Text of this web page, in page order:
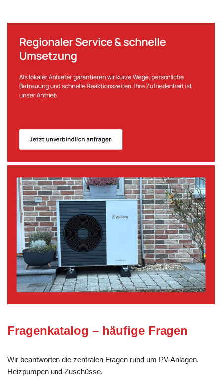
Fragenkatalog – häufige Fragen
Wir beantworten die zentralen Fragen rund um PV-Anlagen,
Heizpumpen und Zuschüsse.